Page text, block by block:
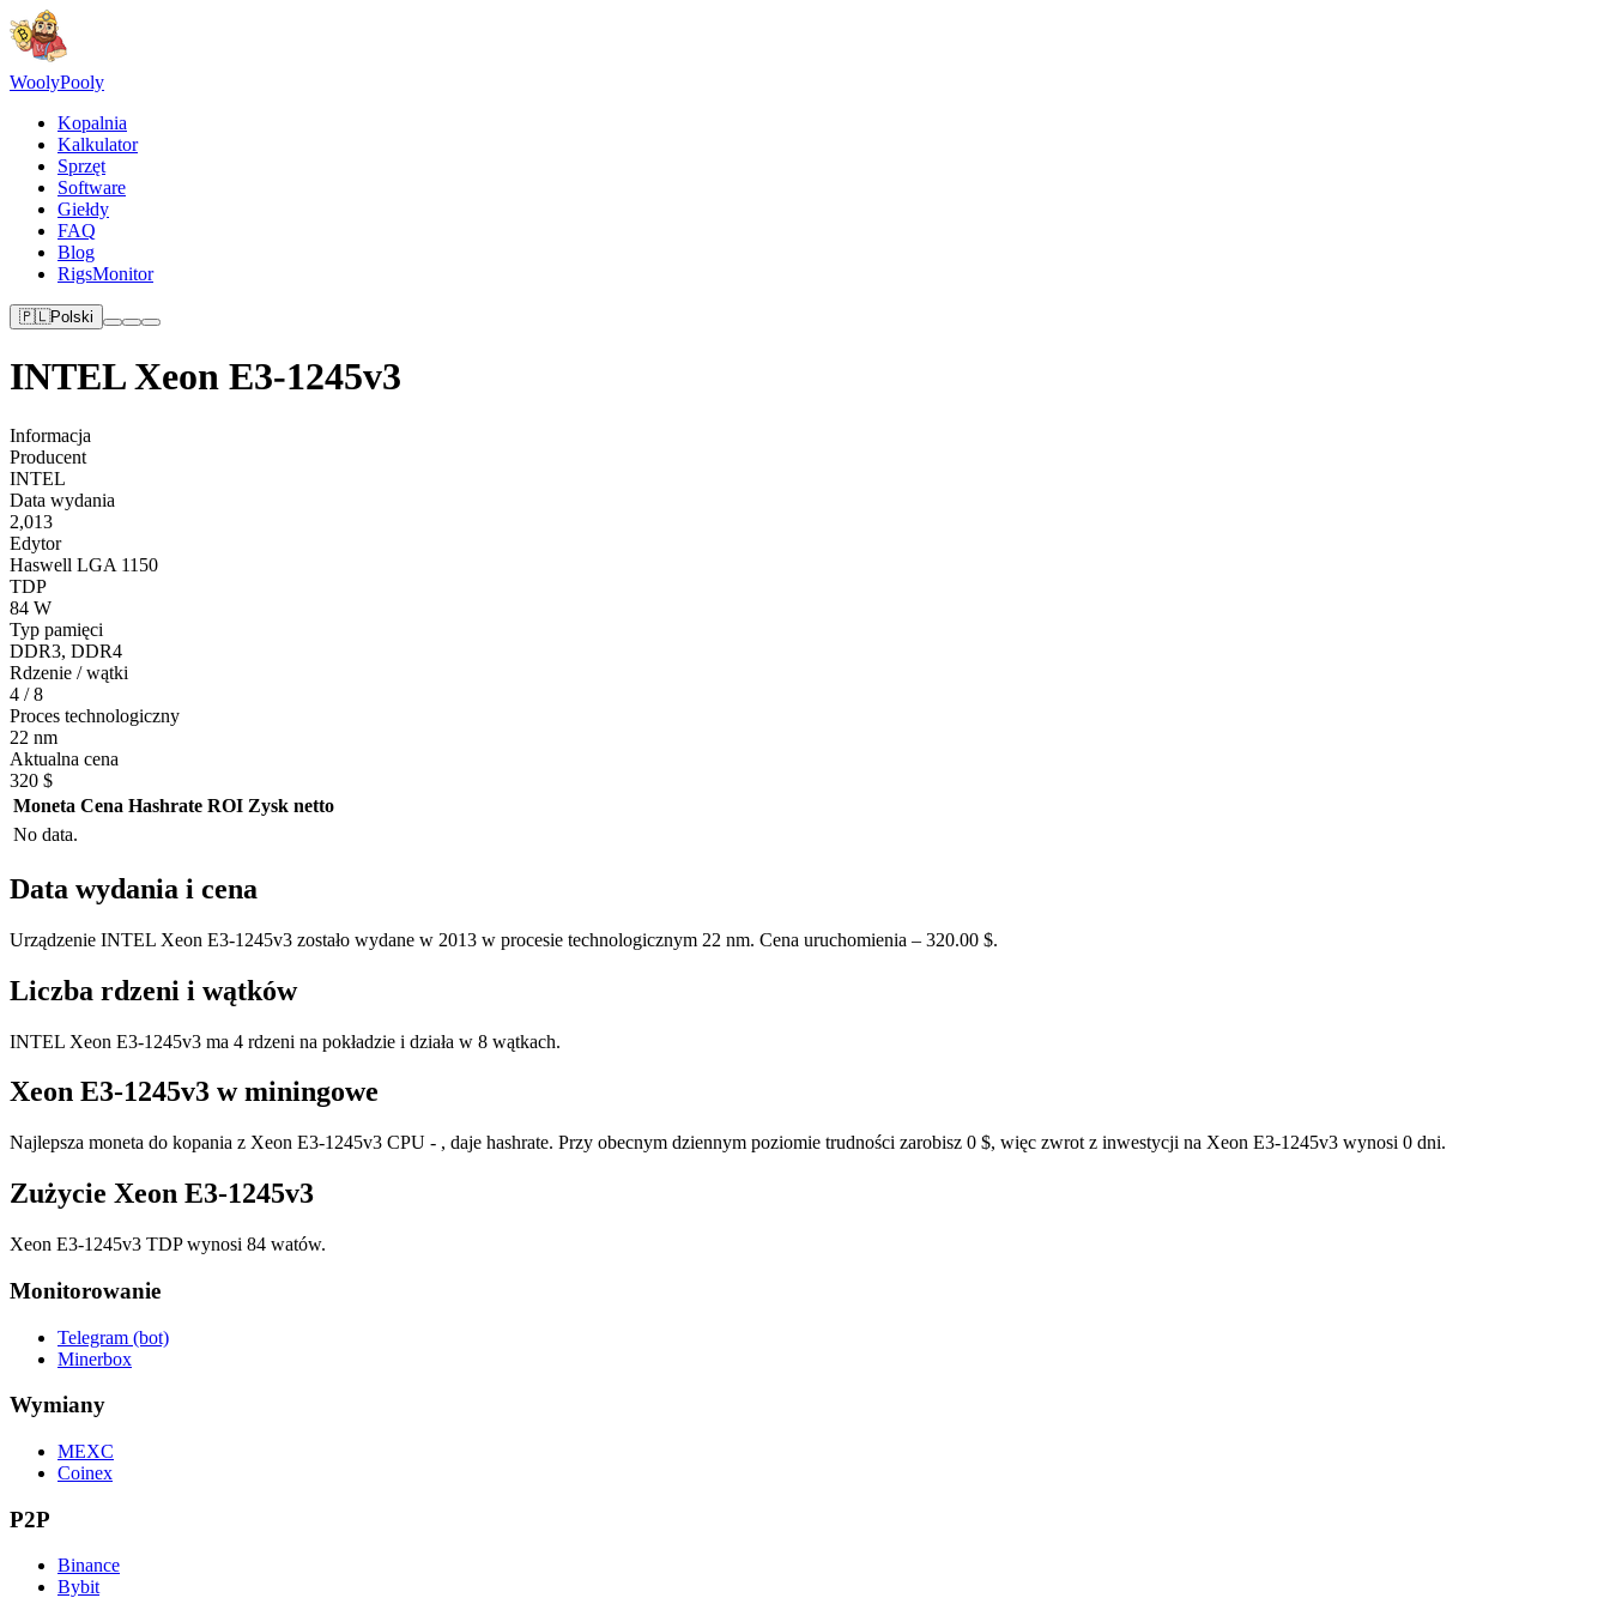
WoolyPooly
Kopalnia
Kalkulator
Sprzęt
Software
Giełdy
FAQ
Blog
RigsMonitor
🇵🇱Polski
INTEL Xeon E3-1245v3
Informacja
Producent
INTEL
Data wydania
2,013
Edytor
Haswell LGA 1150
TDP
84 W
Typ pamięci
DDR3, DDR4
Rdzenie / wątki
4 / 8
Proces technologiczny
22 nm
Aktualna cena
320 $
Moneta Cena Hashrate ROI Zysk netto
No data.
Data wydania i cena
Urządzenie INTEL Xeon E3-1245v3 zostało wydane w 2013 w procesie technologicznym 22 nm. Cena uruchomienia – 320.00 $.
Liczba rdzeni i wątków
INTEL Xeon E3-1245v3 ma 4 rdzeni na pokładzie i działa w 8 wątkach.
Xeon E3-1245v3 w miningowe
Najlepsza moneta do kopania z Xeon E3-1245v3 CPU - , daje hashrate. Przy obecnym dziennym poziomie trudności zarobisz 0 $, więc zwrot z inwestycji na Xeon E3-1245v3 wynosi 0 dni.
Zużycie Xeon E3-1245v3
Xeon E3-1245v3 TDP wynosi 84 watów.
Monitorowanie
Telegram (bot)
Minerbox
Wymiany
MEXC
Coinex
P2P
Binance
Bybit